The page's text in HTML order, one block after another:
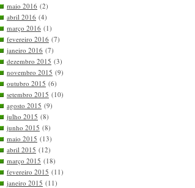
maio 2016 (2)
abril 2016 (4)
março 2016 (1)
fevereiro 2016 (7)
janeiro 2016 (7)
dezembro 2015 (3)
novembro 2015 (9)
outubro 2015 (6)
setembro 2015 (10)
agosto 2015 (9)
julho 2015 (8)
junho 2015 (8)
maio 2015 (13)
abril 2015 (12)
março 2015 (18)
fevereiro 2015 (11)
janeiro 2015 (11)